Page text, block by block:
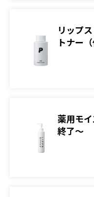
リップ
トナー（
薬用モ
終了～